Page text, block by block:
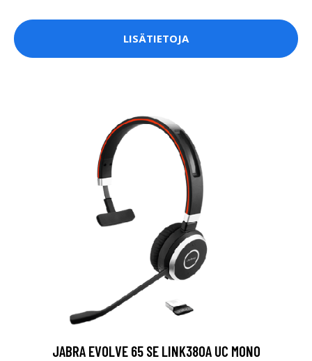
LISÄTIETOJA
JABRA EVOLVE 65 SE LINK380A UC MONO